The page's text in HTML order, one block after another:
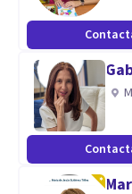
Interpersonal.
adolescentes es
tecnología que se